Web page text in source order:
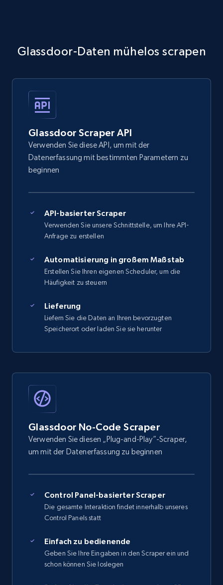
Glassdoor-Daten mühelos scrapen
Glassdoor Scraper API
Verwenden Sie diese API, um mit der
Datenerfassung mit bestimmten Parametern zu
beginnen
API-basierter Scraper
Verwenden Sie unsere Schnittstelle, um Ihre API-
Anfrage zu erstellen
Automatisierung in großem Maßstab
Erstellen Sie Ihren eigenen Scheduler, um die
Häufigkeit zu steuern
Lieferung
Liefern Sie die Daten an Ihren bevorzugten
Speicherort oder laden Sie sie herunter
Glassdoor No-Code Scraper
Verwenden Sie diesen „Plug-and-Play”-Scraper,
um mit der Datenerfassung zu beginnen
Control Panel-basierter Scraper
Die gesamte Interaktion findet innerhalb unseres
Control Panels statt
Einfach zu bedienende
Geben Sie Ihre Eingaben in den Scraper ein und
schon können Sie loslegen